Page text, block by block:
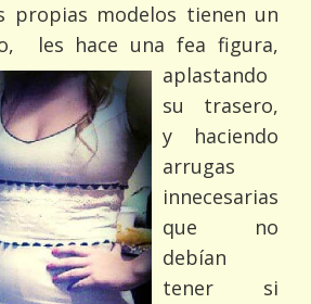
propias modelos tienen un
les hace una fea figura,
aplastando
su trasero,
y haciendo
arrugas
innecesarias
que no
debían
tener si